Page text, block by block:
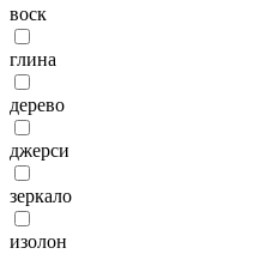
воск
глина
дерево
джерси
зеркало
изолон